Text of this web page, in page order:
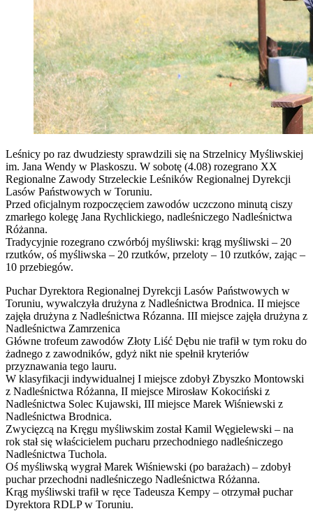
Leśnicy po raz dwudziesty sprawdzili się na Strzelnicy Myśliwskiej
im. Jana Wendy w Plaskoszu. W sobotę (4.08) rozegrano XX
Regionalne Zawody Strzeleckie Leśników Regionalnej Dyrekcji
Lasów Państwowych w Toruniu.
Przed oficjalnym rozpoczęciem zawodów uczczono minutą ciszy
zmarłego kolegę Jana Rychlickiego, nadleśniczego Nadleśnictwa
Różanna.
Tradycyjnie rozegrano czwórbój myśliwski: krąg myśliwski – 20
rzutków, oś myśliwska – 20 rzutków, przeloty – 10 rzutków, zając –
10 przebiegów.
Puchar Dyrektora Regionalnej Dyrekcji Lasów Państwowych w
Toruniu, wywalczyła drużyna z Nadleśnictwa Brodnica. II miejsce
zajęła drużyna z Nadleśnictwa Rózanna. III miejsce zajęła drużyna z
Nadleśnictwa Zamrzenica
Główne trofeum zawodów Złoty Liść Dębu nie trafił w tym roku do
żadnego z zawodników, gdyż nikt nie spełnił kryteriów
przyznawania tego lauru.
W klasyfikacji indywidualnej I miejsce zdobył Zbyszko Montowski
z Nadleśnictwa Różanna, II miejsce Mirosław Kokociński z
Nadleśnictwa Solec Kujawski, III miejsce Marek Wiśniewski z
Nadleśnictwa Brodnica.
Zwycięzcą na Kręgu myśliwskim został Kamil Węgielewski – na
rok stał się właścicielem pucharu przechodniego nadleśniczego
Nadleśnictwa Tuchola.
Oś myśliwską wygrał Marek Wiśniewski (po barażach) – zdobył
puchar przechodni nadleśniczego Nadleśnictwa Różanna.
Krąg myśliwski trafił w ręce Tadeusza Kempy – otrzymał puchar
Dyrektora RDLP w Toruniu.